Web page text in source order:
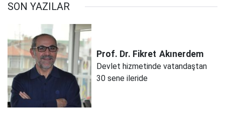
SON YAZILAR
Prof. Dr. Fikret Akınerdem
Devlet hizmetinde vatandaştan
30 sene ileride